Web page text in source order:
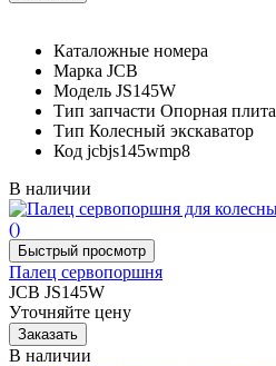
Каталожные номера
Марка JCB
Модель JS145W
Тип запчасти Опорная плита
Тип Колесный экскаватор
Код jcbjs145wmp8
В наличии
Палец сервопоршня
JCB JS145W
Уточняйте цену
В наличии